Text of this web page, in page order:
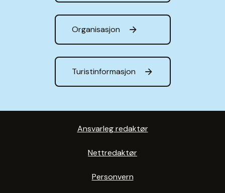
Organisasjon
Turistinformasjon
Ansvarleg redaktør
Nettredaktør
Personvern